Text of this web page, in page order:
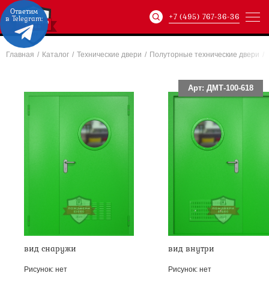
Артикул: ХХХ-xxx-
+7 (495) 767-36-36
Главная / Каталог / Технические двери / Полуторные технические двери
Арт: ДМТ-100-618
вид снаружи
Рисунок: нет
вид внутри
Рисунок: нет
Ответим
в Telegram: